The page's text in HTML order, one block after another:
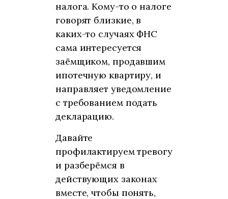
налога. Кому-то о налоге
говорят близкие, в
каких-то случаях ФНС
сама интересуется
заёмщиком, продавшим
ипотечную квартиру, и
направляет уведомление
с требованием подать
декларацию.
Давайте
профилактируем тревогу
и разберёмся в
действующих законах
вместе, чтобы понять,